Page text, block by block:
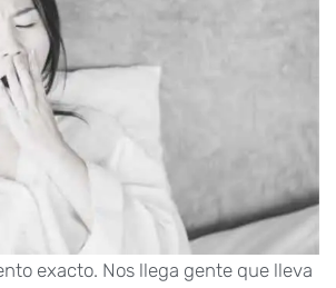
exacto. Nos llega gente que lleva